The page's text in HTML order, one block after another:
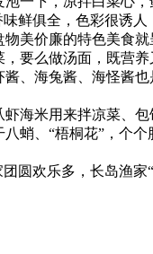
鲜俱全，色彩很诱人
美价廉的特色美食
要么做汤面，既营养
、海兔酱、海怪酱
海米用来拌凉菜、包
、“梧桐花”，个
圆欢乐多，长岛渔